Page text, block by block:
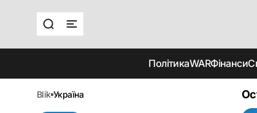
ПолітикаWARФінанси
blik україна